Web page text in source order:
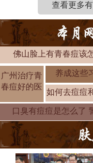
查看更多
佛山脸上有青春痘该
广州治疗青
春痘好的医
养成这些
如何去痘痘
口臭有痘痘是怎么了